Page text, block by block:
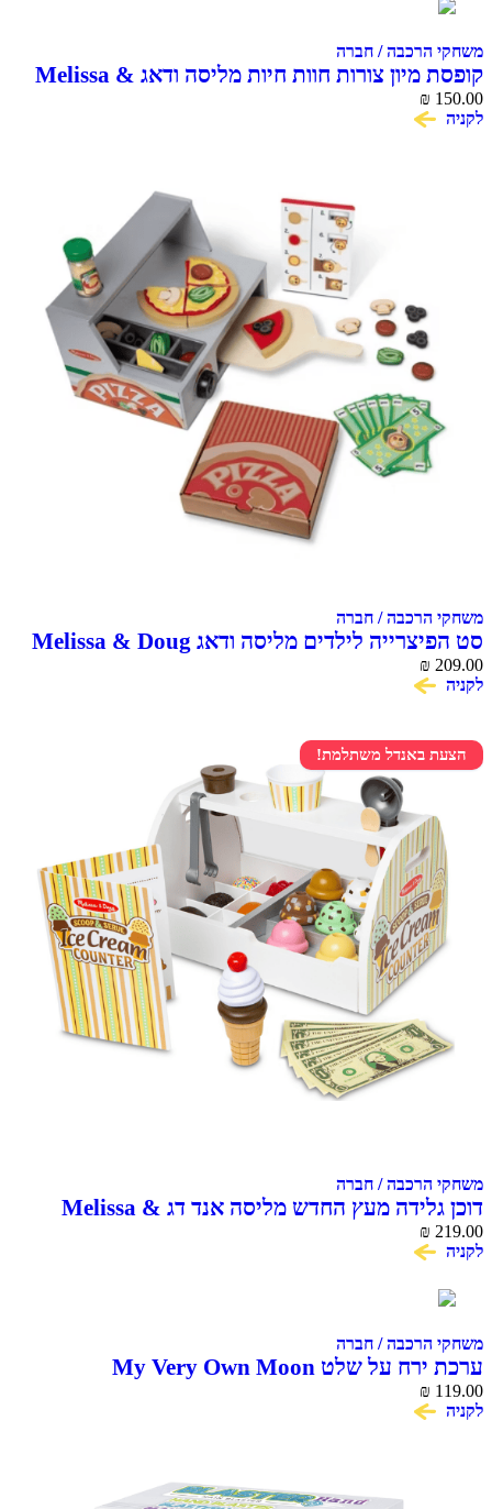
משחקי הרכבה / חברה
קופסת מיון צורות חוות חיות מליסה ודאג Melissa &
Doug
₪ 150.00
לקניה
משחקי הרכבה / חברה
סט הפיצרייה לילדים מליסה ודאג Melissa & Doug
₪ 209.00
לקניה
הצעת באנדל משתלמת!
משחקי הרכבה / חברה
דוכן גלידה מעץ החדש מליסה אנד דג Melissa &
Doug Scoop & Serve Ice Cream Counter
₪ 219.00
לקניה
משחקי הרכבה / חברה
ערכת ירח על שלט My Very Own Moon
₪ 119.00
לקניה